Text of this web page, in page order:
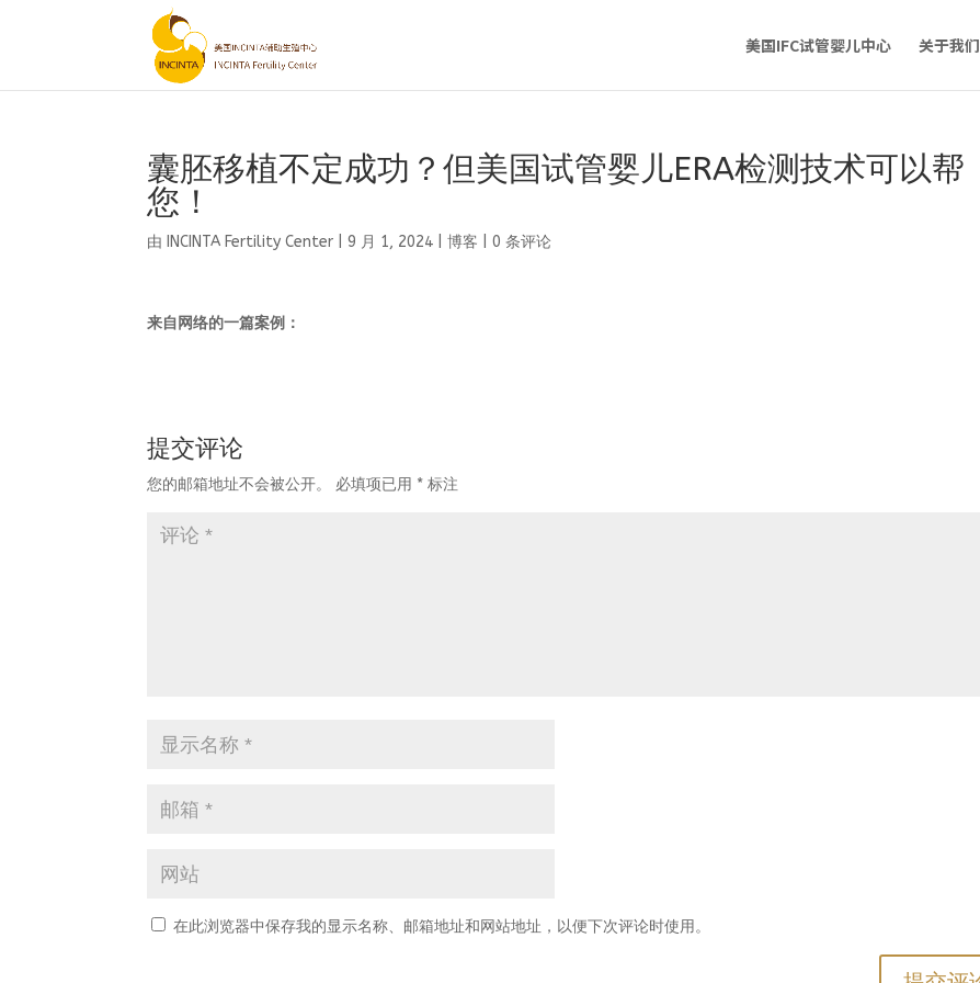
美国IFC试管婴儿中心 关于我们
囊胚移植不定成功？但美国试管婴儿ERA检测技术可以帮
您！
由 INCINTA Fertility Center |9 月 1, 2024 |博客 |0 条评论
来自网络的一篇案例：
提交评论
您的邮箱地址不会被公开。 必填项已用 * 标注
在此浏览器中保存我的显示名称、邮箱地址和网站地址，以便下次评论时使用。